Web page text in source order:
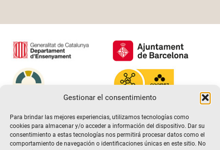
Gestionar el consentimiento
Para brindar las mejores experiencias, utilizamos tecnologías como
cookies para almacenar y/o acceder a información del dispositivo. Dar su
consentimiento a estas tecnologías nos permitirá procesar datos como el
comportamiento de navegación o identificaciones únicas en este sitio. No